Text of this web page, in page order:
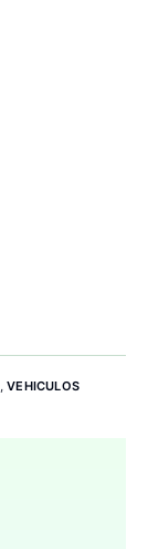
,VEHICULOS